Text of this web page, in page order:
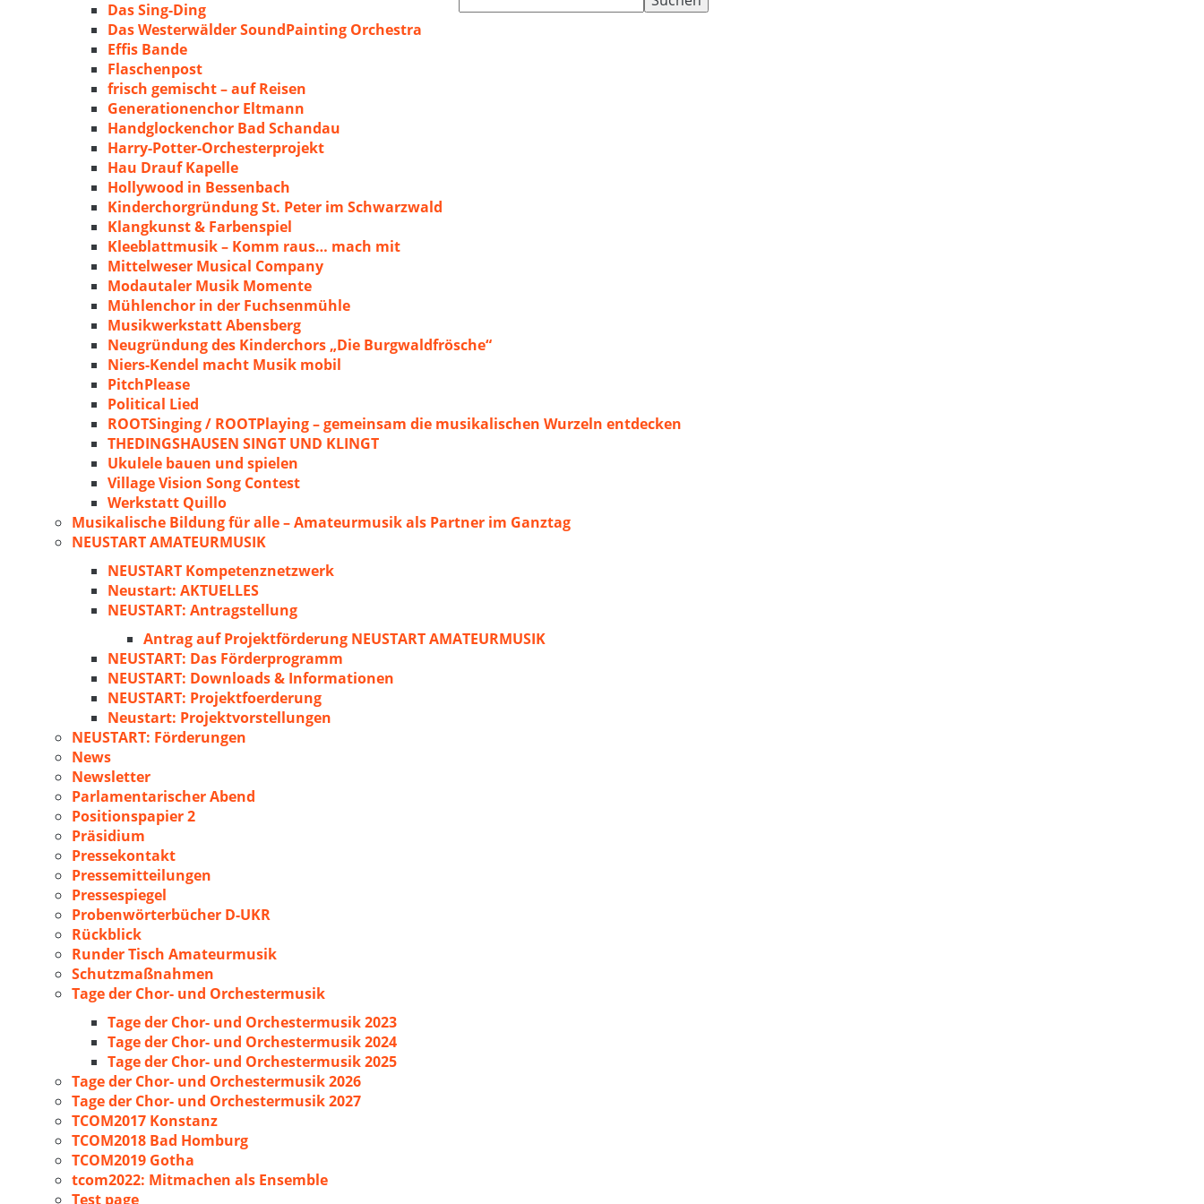
nach:
Das Sing-Ding
Das Westerwälder SoundPainting Orchestra
Effis Bande
Flaschenpost
frisch gemischt – auf Reisen
Generationenchor Eltmann
Handglockenchor Bad Schandau
Harry-Potter-Orchesterprojekt
Hau Drauf Kapelle
Hollywood in Bessenbach
Kinderchorgründung St. Peter im Schwarzwald
Klangkunst & Farbenspiel
Kleeblattmusik – Komm raus… mach mit
Mittelweser Musical Company
Modautaler Musik Momente
Mühlenchor in der Fuchsenmühle
Musikwerkstatt Abensberg
Neugründung des Kinderchors „Die Burgwaldfrösche“
Niers-Kendel macht Musik mobil
PitchPlease
Political Lied
ROOTSinging / ROOTPlaying – gemeinsam die musikalischen Wurzeln entdecken
THEDINGSHAUSEN SINGT UND KLINGT
Ukulele bauen und spielen
Village Vision Song Contest
Werkstatt Quillo
Musikalische Bildung für alle – Amateurmusik als Partner im Ganztag
NEUSTART AMATEURMUSIK
NEUSTART Kompetenznetzwerk
Neustart: AKTUELLES
NEUSTART: Antragstellung
Antrag auf Projektförderung NEUSTART AMATEURMUSIK
NEUSTART: Das Förderprogramm
NEUSTART: Downloads & Informationen
NEUSTART: Projektfoerderung
Neustart: Projektvorstellungen
NEUSTART: Förderungen
News
Newsletter
Parlamentarischer Abend
Positionspapier 2
Präsidium
Pressekontakt
Pressemitteilungen
Pressespiegel
Probenwörterbücher D-UKR
Rückblick
Runder Tisch Amateurmusik
Schutzmaßnahmen
Tage der Chor- und Orchestermusik
Tage der Chor- und Orchestermusik 2023
Tage der Chor- und Orchestermusik 2024
Tage der Chor- und Orchestermusik 2025
Tage der Chor- und Orchestermusik 2026
Tage der Chor- und Orchestermusik 2027
TCOM2017 Konstanz
TCOM2018 Bad Homburg
TCOM2019 Gotha
tcom2022: Mitmachen als Ensemble
Test page